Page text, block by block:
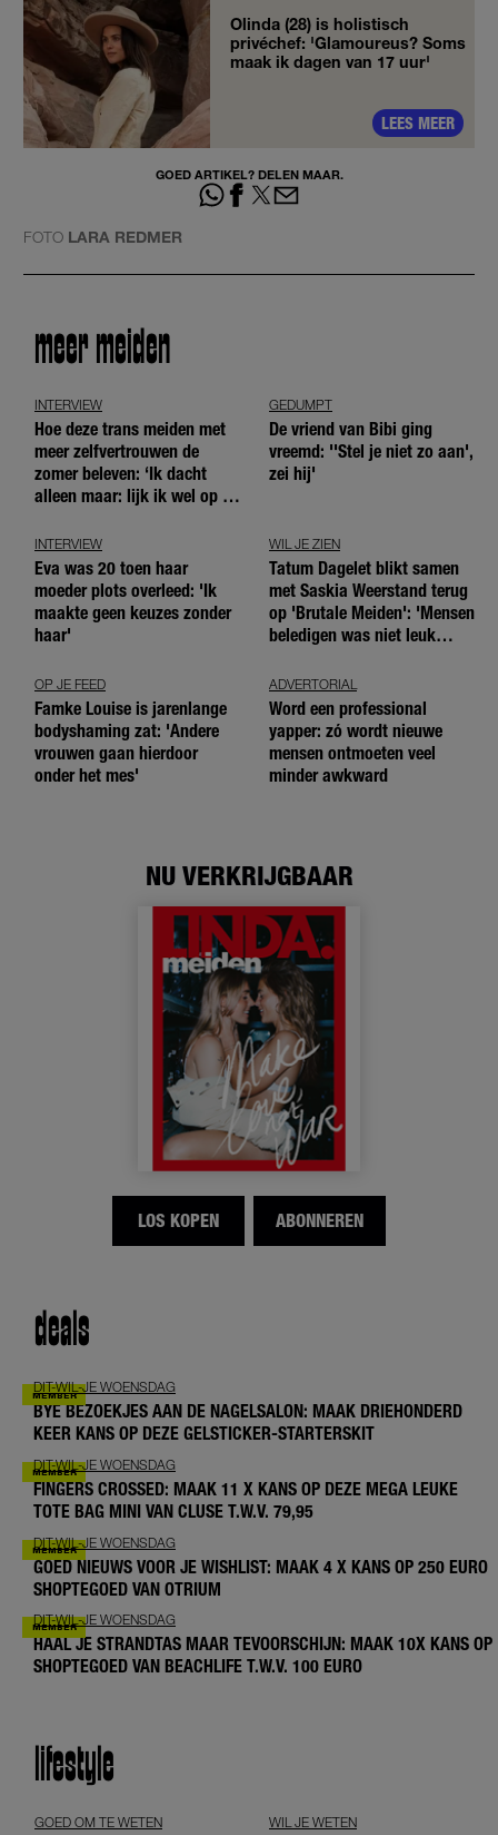
Olinda (28) is holistisch
privéchef: 'Glamoureus? Soms
maak ik dagen van 17 uur'
LEES MEER
GOED ARTIKEL? DELEN MAAR.
FOTO LARA REDMER
meer meiden
INTERVIEW
Hoe deze trans meiden met
meer zelfvertrouwen de
zomer beleven: ‘Ik dacht
alleen maar: lijk ik wel op de
GEDUMPT
De vriend van Bibi ging
vreemd: ''Stel je niet zo aan',
zei hij'
INTERVIEW
Eva was 20 toen haar
moeder plots overleed: 'Ik
maakte geen keuzes zonder
haar'
WIL JE ZIEN
Tatum Dagelet blikt samen
met Saskia Weerstand terug
op 'Brutale Meiden': 'Mensen
beledigen was niet leuk
OP JE FEED
Famke Louise is jarenlange
bodyshaming zat: 'Andere
vrouwen gaan hierdoor
onder het mes'
ADVERTORIAL
Word een professional
yapper: zó wordt nieuwe
mensen ontmoeten veel
minder awkward
NU VERKRIJGBAAR
LOS KOPEN ABONNEREN
deals
DIT-WIL-JE WOENSDAG
BYE BEZOEKJES AAN DE NAGELSALON: MAAK DRIEHONDERD
KEER KANS OP DEZE GELSTICKER-STARTERSKIT
DIT-WIL-JE WOENSDAG
FINGERS CROSSED: MAAK 11 X KANS OP DEZE MEGA LEUKE
TOTE BAG MINI VAN CLUSE T.W.V. 79,95
DIT-WIL-JE WOENSDAG
GOED NIEUWS VOOR JE WISHLIST: MAAK 4 X KANS OP 250 EURO
SHOPTEGOED VAN OTRIUM
DIT-WIL-JE WOENSDAG
HAAL JE STRANDTAS MAAR TEVOORSCHIJN: MAAK 10X KANS OP
SHOPTEGOED VAN BEACHLIFE T.W.V. 100 EURO
lifestyle
GOED OM TE WETEN WIL JE WETEN